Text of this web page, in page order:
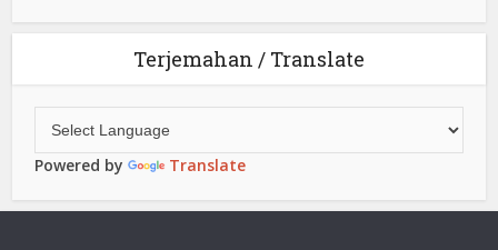
Terjemahan / Translate
Powered by Translate